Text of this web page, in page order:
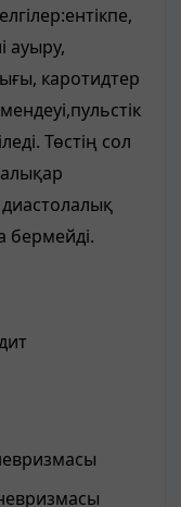
ауыру,
каротидтер
Төстің сол
бермейді.